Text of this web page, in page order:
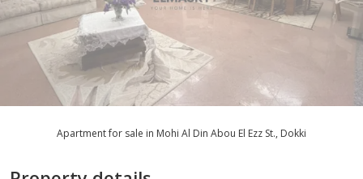
Apartment for sale in Mohi Al Din Abou El Ezz St., Dokki